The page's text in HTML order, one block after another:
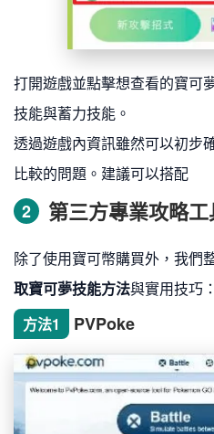
打開遊戲並點擊想查看的寶可
技能與蓄力技能。
透過遊戲內資訊雖然可以初步
比較的問題。建議可以搭配
2 第三方專業攻略
除了使用寶可幣購買外，我們
取寶可夢技能方法與實用技巧：
方法1
PVPoke